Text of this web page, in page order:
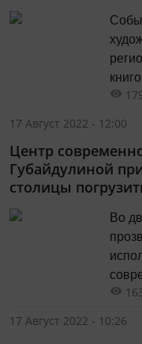
17 Август 2022 - 12:00
Центр
Губайдулиной
столицы
Во
17 Август 2022 - 10:26